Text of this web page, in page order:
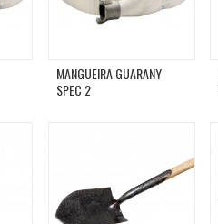
MANGUEIRA GUARANY
SPEC 2